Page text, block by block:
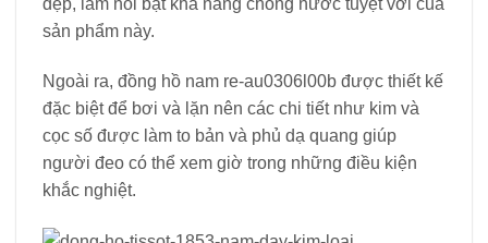
đẹp, làm nổi bật khả năng chống nước tuyệt vời của
sản phẩm này.
Ngoài ra, đồng hồ nam re-au0306l00b được thiết kế
đặc biệt để bơi và lặn nên các chi tiết như kim và
cọc số được làm to bản và phủ dạ quang giúp
người đeo có thể xem giờ trong những điều kiện
khắc nghiệt.